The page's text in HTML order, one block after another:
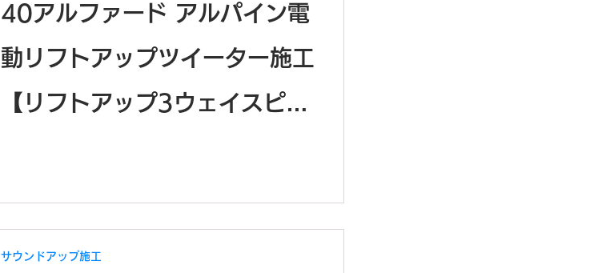
40アルファード アルパイン電
動リフトアップツイーター施工
【リフトアップ3ウェイスピー
さらに引き上げる
サウンドアップ施工